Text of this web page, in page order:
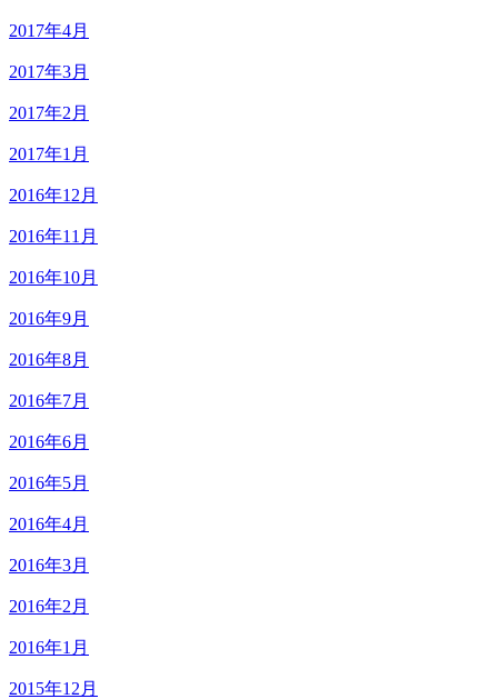
2017年4月
2017年3月
2017年2月
2017年1月
2016年12月
2016年11月
2016年10月
2016年9月
2016年8月
2016年7月
2016年6月
2016年5月
2016年4月
2016年3月
2016年2月
2016年1月
2015年12月